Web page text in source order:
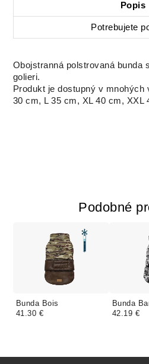
Popis
Potrebujete
Obojstranná polstrovaná bunda
golieri.
Produkt je dostupný v mnohých
30 cm, L 35 cm, XL 40 cm, XXL
Podobné
Bunda Bois
41.30 €
Bunda
42.19 €